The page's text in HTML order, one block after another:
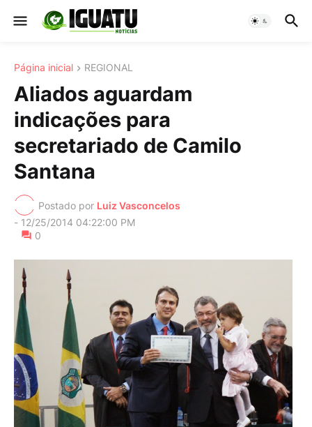
Página inicial REGIONAL
Aliados aguardam
indicações para
secretariado de Camilo
Santana
Postado por Luiz Vasconcelos
- 12/25/2014 04:22:00 PM
0